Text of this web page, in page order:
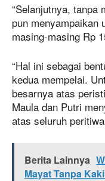
“Selanjutnya, tanpa
pun menyampaikan
masing-masing Rp
“Hal ini sebagai
kedua mempelai.
besarnya atas
Maula dan Putri
atas seluruh
Berita Lainnya
Mayat Tanpa